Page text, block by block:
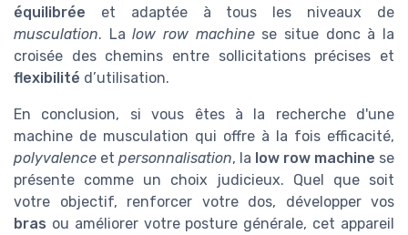
équilibrée et adaptée à tous les niveaux de
musculation. Lalow row machinese situe donc à la
croisée des chemins entre sollicitations précises et
flexibilité d’utilisation.
En conclusion, si vous êtes à la recherche d'une
machine de musculation qui offre à la fois efficacité,
polyvalence et personnalisation, la low row machine se
présente comme un choix judicieux. Quel que soit
votre objectif, renforcer votre dos, développer vos
bras ou améliorer votre posture générale, cet appareil